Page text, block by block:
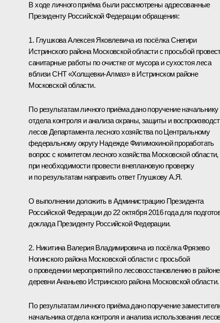
В ходе личного приёма были рассмотрены адресованные
Президенту Российской Федерации обращения:
1. Глушкова Алексея Яковлевича из посёлка Снегири
Истринского района Московской области с просьбой
санитарные работы по очистке от мусора и сухостоя леса
вблизи СНТ «Холщевки-Алмаз» в Истринском районе
Московской области.
По результатам личного приёма дано поручение начальнику
отдела контроля и анализа охраны, защиты и
лесов Департамента лесного хозяйства по Центральному
федеральному округу Надежде Филимохиной проработать
вопрос с комитетом лесного хозяйства Московской области,
при необходимости провести внеплановую проверку
и по результатам направить ответ Глушкову А.Я.
О выполнении доложить в Администрацию Президента
Российской Федерации до 22 октября 2016 года для
доклада Президенту Российской Федерации.
2. Никитина Валерия Владимировича из посёлка Фрязево
Ногинского района Московской области с просьбой
о проведении мероприятий по лесовосстановлению в районе
деревни Ананьево Истринского района Московской области.
По результатам личного приёма дано поручение
начальника отдела контроля и анализа использования